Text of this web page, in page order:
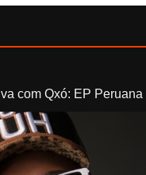
com Qxó: EP Peruana